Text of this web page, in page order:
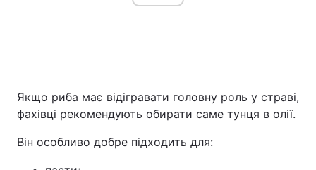
Якщо риба має відігравати головну роль у страві,
фахівці рекомендують обирати саме тунця в олії.
Він особливо добре підходить для: